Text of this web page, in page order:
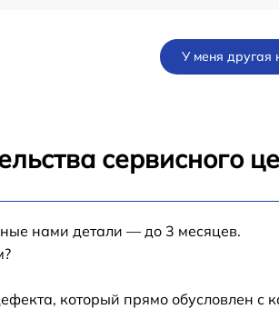
13 2020
У меня другая
сервисного
нами детали — до 3 месяцев.
который прямо обусловлен